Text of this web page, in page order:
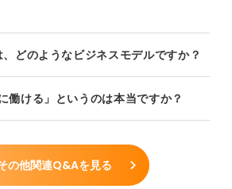
、どのようなビジネスモデルですか？
働ける」というのは本当ですか？
の他関連Q&Aを見る